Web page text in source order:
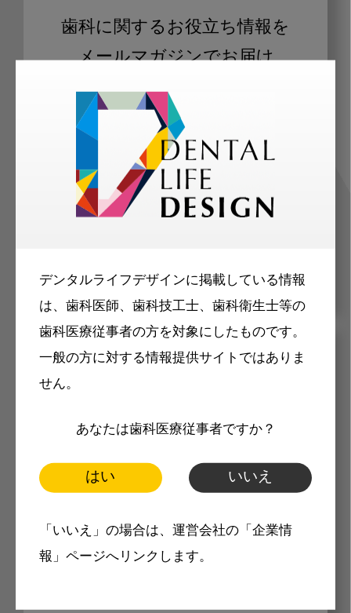
デンタルライフデザインに掲載している情報
は、歯科医師、歯科技工士、歯科衛生士等の
歯科医療従事者の方を対象にしたものです。
一般の方に対する情報提供サイトではありま
せん。
あなたは歯科医療従事者ですか？
はい いいえ
「いいえ」の場合は、運営会社の「企業情
報」ページへリンクします。
歯科に関するお役立ち情報を
メールマガジンでお届け
ご登録いただいた職種（歯科医師、歯
科衛生士、歯科技工士）に合わせた内
容のメールマガジンをお届けします。
メリット
製品価格も閲覧可能